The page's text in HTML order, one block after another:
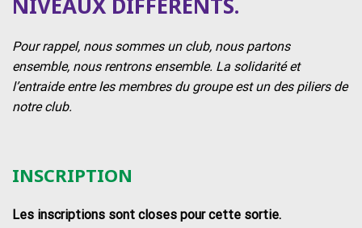
Pour rappel, nous sommes un club, nous partons
ensemble, nous rentrons ensemble. La solidarité et
l’entraide entre les membres du groupe est un des piliers de
notre club.
INSCRIPTION
Les inscriptions sont closes pour cette sortie.